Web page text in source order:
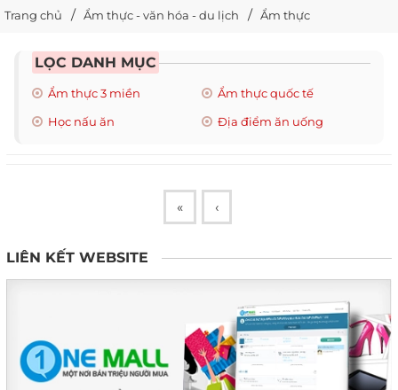
Trang chủ Ẩm thực - văn hóa - du lịch Ẩm thực
LỌC DANH MỤC
Ẩm thực 3 miền
Ẩm thực quốc tế
Học nấu ăn
Địa điểm ăn uống
« ‹
LIÊN KẾT WEBSITE